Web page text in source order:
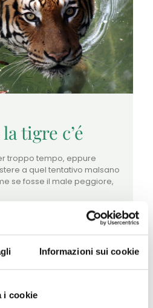
Informazioni sui cookie
i cookie
tigre c’é
troppo tempo, eppure
a quel tentativo malsano
se fosse il male peggiore,
Leggi tutto